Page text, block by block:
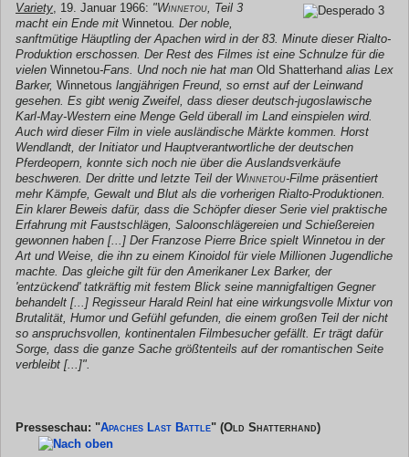
Variety, 19. Januar 1966: "Winnetou, Teil 3
macht ein Ende mit Winnetou. Der noble,
sanftmütige Häuptling der Apachen wird in der 83. Minute dieser Rialto-
Produktion erschossen. Der Rest des Filmes ist eine Schnulze für die
vielen Winnetou-Fans. Und noch nie hat man Old Shatterhand alias Lex
Barker, Winnetous langjährigen Freund, so ernst auf der Leinwand
gesehen. Es gibt wenig Zweifel, dass dieser deutsch-jugoslawische
Karl-May-Western eine Menge Geld überall im Land einspielen wird.
Auch wird dieser Film in viele ausländische Märkte kommen. Horst
Wendlandt, der Initiator und Hauptverantwortliche der deutschen
Pferdeopern, konnte sich noch nie über die Auslandsverkäufe
beschweren. Der dritte und letzte Teil der Winnetou-Filme präsentiert
mehr Kämpfe, Gewalt und Blut als die vorherigen Rialto-Produktionen.
Ein klarer Beweis dafür, dass die Schöpfer dieser Serie viel praktische
Erfahrung mit Faustschlägen, Saloonschlägereien und Schießereien
gewonnen haben [...] Der Franzose Pierre Brice spielt Winnetou in der
Art und Weise, die ihn zu einem Kinoidol für viele Millionen Jugendliche
machte. Das gleiche gilt für den Amerikaner Lex Barker, der
'entzückend' tatkräftig mit festem Blick seine mannigfaltigen Gegner
behandelt [...] Regisseur Harald Reinl hat eine wirkungsvolle Mixtur von
Brutalität, Humor und Gefühl gefunden, die einem großen Teil der nicht
so anspruchsvollen, kontinentalen Filmbesucher gefällt. Er trägt dafür
Sorge, dass die ganze Sache größtenteils auf der romantischen Seite
verbleibt [...]".
Presseschau: "Apaches Last Battle" (Old Shatterhand)